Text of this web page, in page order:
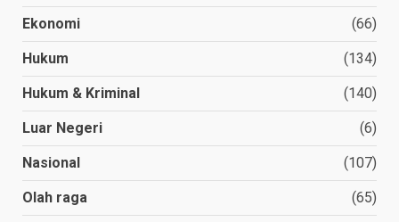
Ekonomi (66)
Hukum (134)
Hukum & Kriminal (140)
Luar Negeri (6)
Nasional (107)
Olah raga (65)